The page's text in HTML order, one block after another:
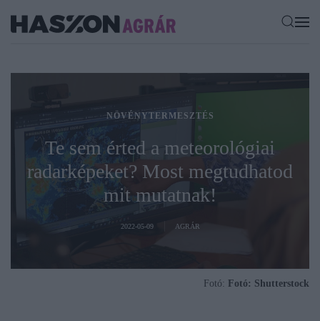
NÖVÉNYTERMESZTÉS
Te sem érted a meteorológiai
radarképeket? Most megtudhatod
mit mutatnak!
2022-05-09 AGRÁR
Fotó: Fotó: Shutterstock